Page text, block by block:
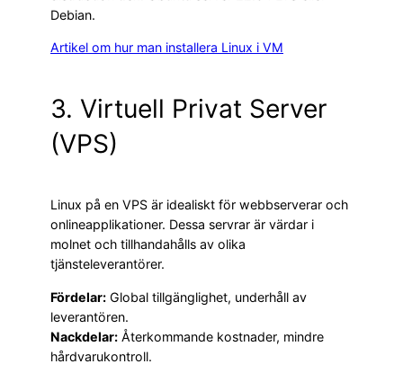
Debian.
Artikel om hur man installera Linux i VM
3. Virtuell Privat Server
(VPS)
Linux på en VPS är idealiskt för webbserverar och
onlineapplikationer. Dessa servrar är värdar i
molnet och tillhandahålls av olika
tjänsteleverantörer.
Fördelar: Global tillgänglighet, underhåll av
leverantören.
Nackdelar: Återkommande kostnader, mindre
hårdvarukontroll.